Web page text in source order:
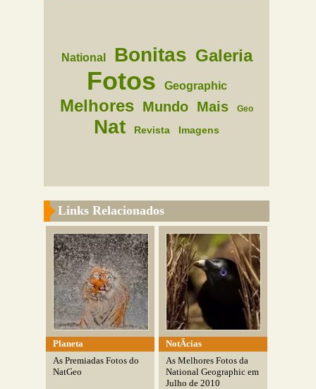
National Bonitas Galeria
Fotos Geographic
Melhores Mundo Mais Geo
Nat Revista Imagens
Links Relacionados
Planeta
As Premiadas Fotos do
NatGeo
NotÃ­cias
As Melhores Fotos da
National Geographic em
Julho de 2010